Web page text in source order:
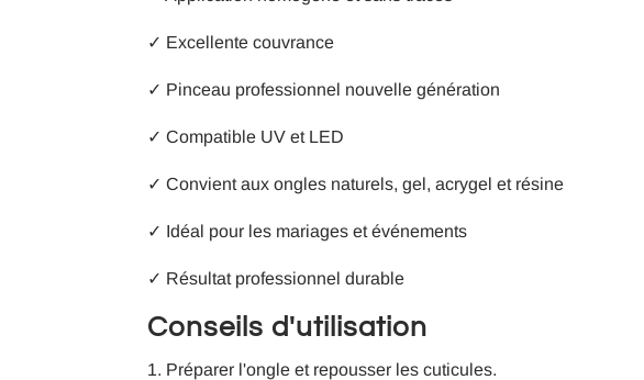
✓ Excellente couvrance
✓ Pinceau professionnel nouvelle génération
✓ Compatible UV et LED
✓ Convient aux ongles naturels, gel, acrygel et résine
✓ Idéal pour les mariages et événements
✓ Résultat professionnel durable
Conseils d'utilisation
Préparer l'ongle et repousser les cuticules.